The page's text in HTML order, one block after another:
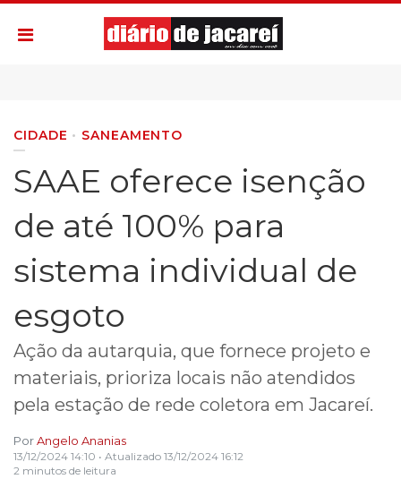
CIDADE SANEAMENTO
SAAE oferece isenção
de até 100% para
sistema individual de
esgoto
Ação da autarquia, que fornece projeto e
materiais, prioriza locais não atendidos
pela estação de rede coletora em Jacareí.
PorAngelo Ananias
13/12/2024 14:10 • Atualizado 13/12/2024 16:12
2 minutos de leitura